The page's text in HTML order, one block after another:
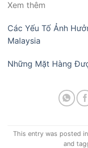
Xem thêm
Các Yếu Tố Ảnh
Malaysia
Những Mặt Hàng
This entry was posted in
and